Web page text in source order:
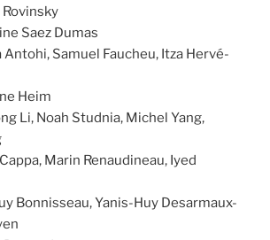
Saez Dumas
Samuel Faucheu, Itza Hervé-
Heim
Li, Noah Studnia, Michel Yang,
Marin Renaudineau, Iyed
Bonnisseau, Yanis-Huy Desarmaux-